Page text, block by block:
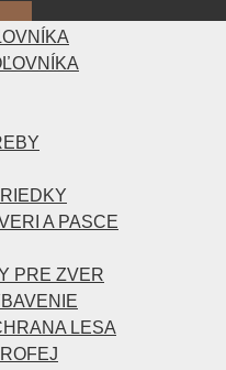
A PASCE
PRE ZVER
LESA